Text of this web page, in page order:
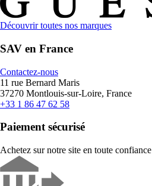
Découvrir toutes nos marques
SAV en France
Contactez-nous
11 rue Bernard Maris
37270 Montlouis-sur-Loire, France
+33 1 86 47 62 58
Paiement sécurisé
Achetez sur notre site en toute confiance